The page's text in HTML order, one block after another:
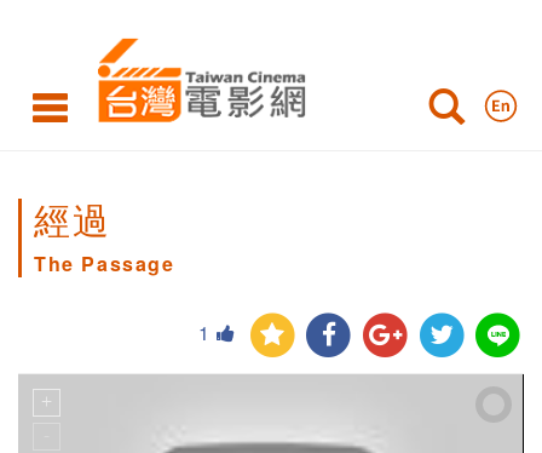
經過
The Passage
1